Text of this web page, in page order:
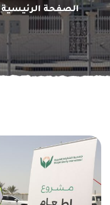
الصفحة الرئيسية